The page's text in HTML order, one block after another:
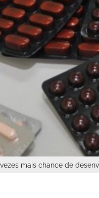
mais chance de